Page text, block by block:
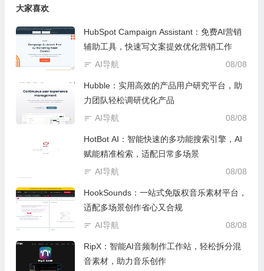
大家喜欢
HubSpot Campaign Assistant：免费AI营销
辅助工具，快速写文案提效优化营销工作
08/08
AI导航
Hubble：实用高效的产品用户研究平台，助
力团队轻松调研优化产品
08/08
AI导航
HotBot AI：智能快速的多功能搜索引擎，AI
赋能精准检索，适配日常多场景
08/08
AI导航
HookSounds：一站式免版权音乐素材平台，
适配多场景创作省心又合规
08/08
AI导航
RipX：智能AI音频制作工作站，轻松拆分混
音素材，助力音乐创作